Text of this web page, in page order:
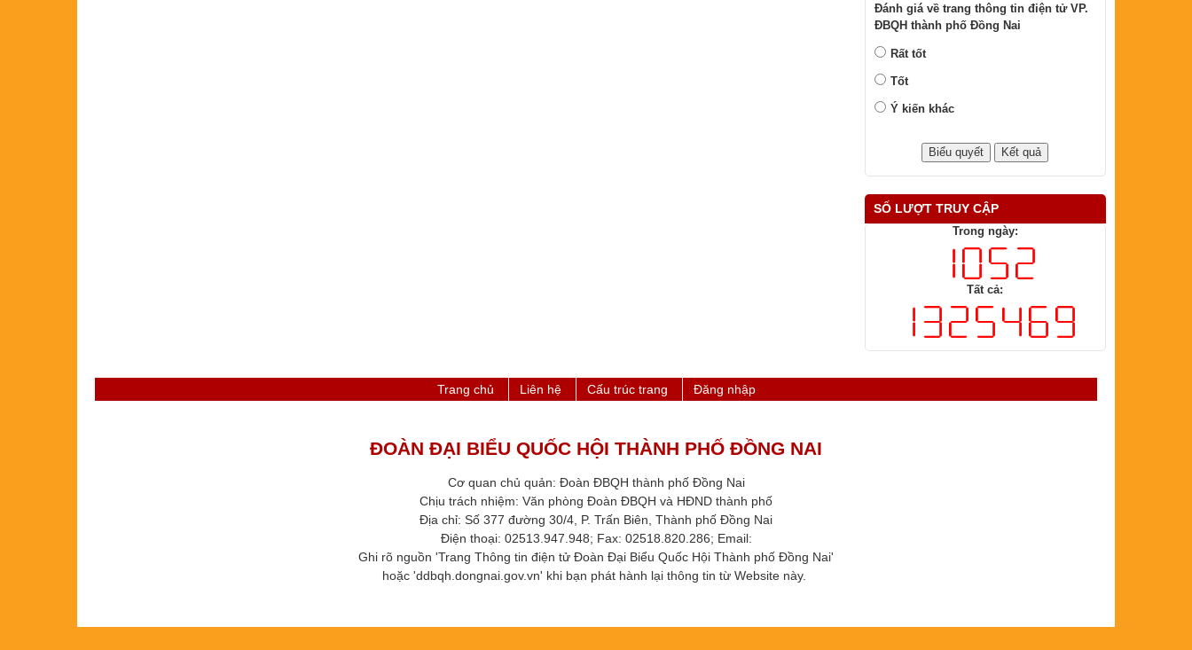
THĂM DÒ Ý KIẾN
ĐBQH thành phố Đồng Nai
Rất tốt
Tốt
Ý kiến khác
SỐ LƯỢT TRUY CẬP
Trong ngày:
Tất cả:
ĐOÀN ĐẠI BIỂU QUỐC HỘI THÀNH PHỐ ĐỒNG NAI
Cơ quan chủ quản: Đoàn ĐBQH thành phố Đồng Nai
Chịu trách nhiệm: Văn phòng Đoàn ĐBQH và HĐND thành phố​
Địa chỉ: Số 377 đường 30/4, P. Trấn Biên, Thành phố Đồng Nai
Điện thoại: 02513.947.948; Fax: 02518.820.286​; Email: